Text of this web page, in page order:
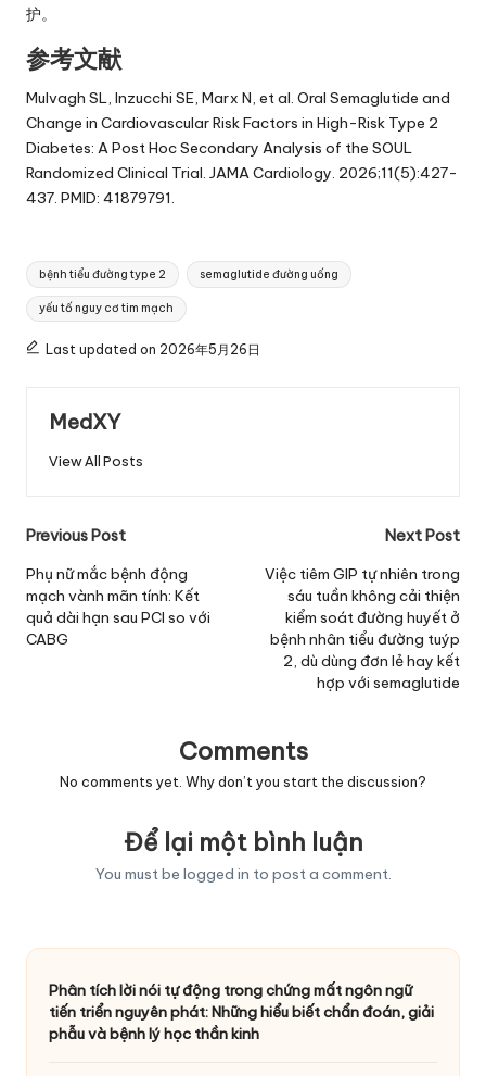
护。
参考文献
Mulvagh SL, Inzucchi SE, Marx N, et al. Oral Semaglutide and
Change in Cardiovascular Risk Factors in High-Risk Type 2
Diabetes: A Post Hoc Secondary Analysis of the SOUL
Randomized Clinical Trial. JAMA Cardiology. 2026;11(5):427-
437. PMID: 41879791.
Tags:
bệnh tiểu đường type 2 semaglutide đường uống
yếu tố nguy cơ tim mạch
Last updated on 2026年5月26日
MedXY
View All Posts
Post
navigation
Previous Post
Phụ nữ mắc bệnh động
mạch vành mãn tính: Kết
quả dài hạn sau PCI so với
CABG
Next Post
Việc tiêm GIP tự nhiên trong
sáu tuần không cải thiện
kiểm soát đường huyết ở
bệnh nhân tiểu đường tuýp
2, dù dùng đơn lẻ hay kết
hợp với semaglutide
Comments
No comments yet. Why don’t you start the discussion?
Để lại một bình luận
You must be logged in to post a comment.
Phân tích lời nói tự động trong chứng mất ngôn ngữ
tiến triển nguyên phát: Những hiểu biết chẩn đoán, giải
phẫu và bệnh lý học thần kinh